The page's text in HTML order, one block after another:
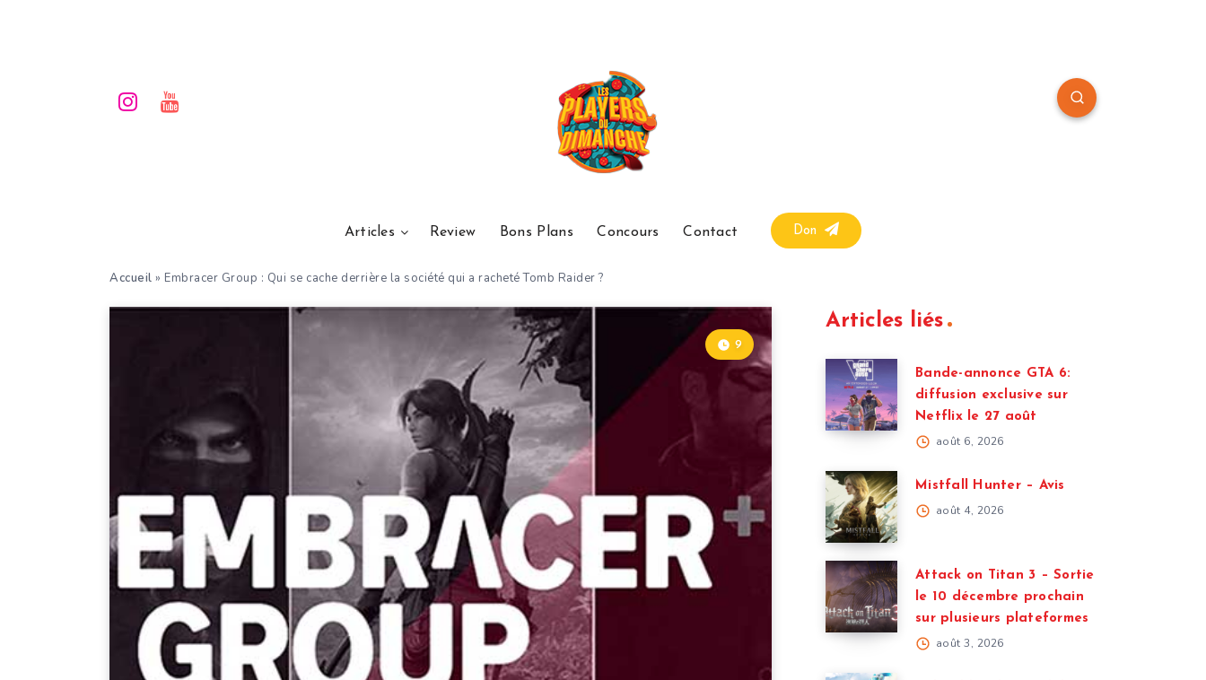
Articles Review Bons Plans Concours Contact Don
Accueil » Embracer Group : Qui se cache derrière la société qui a racheté Tomb Raider ?
9
Articles liés
Bande-annonce GTA 6:
diffusion exclusive sur
Netflix le 27 août
août 6, 2026
Mistfall Hunter – Avis
août 4, 2026
Attack on Titan 3 – Sortie
le 10 décembre prochain
sur plusieurs plateformes
août 3, 2026